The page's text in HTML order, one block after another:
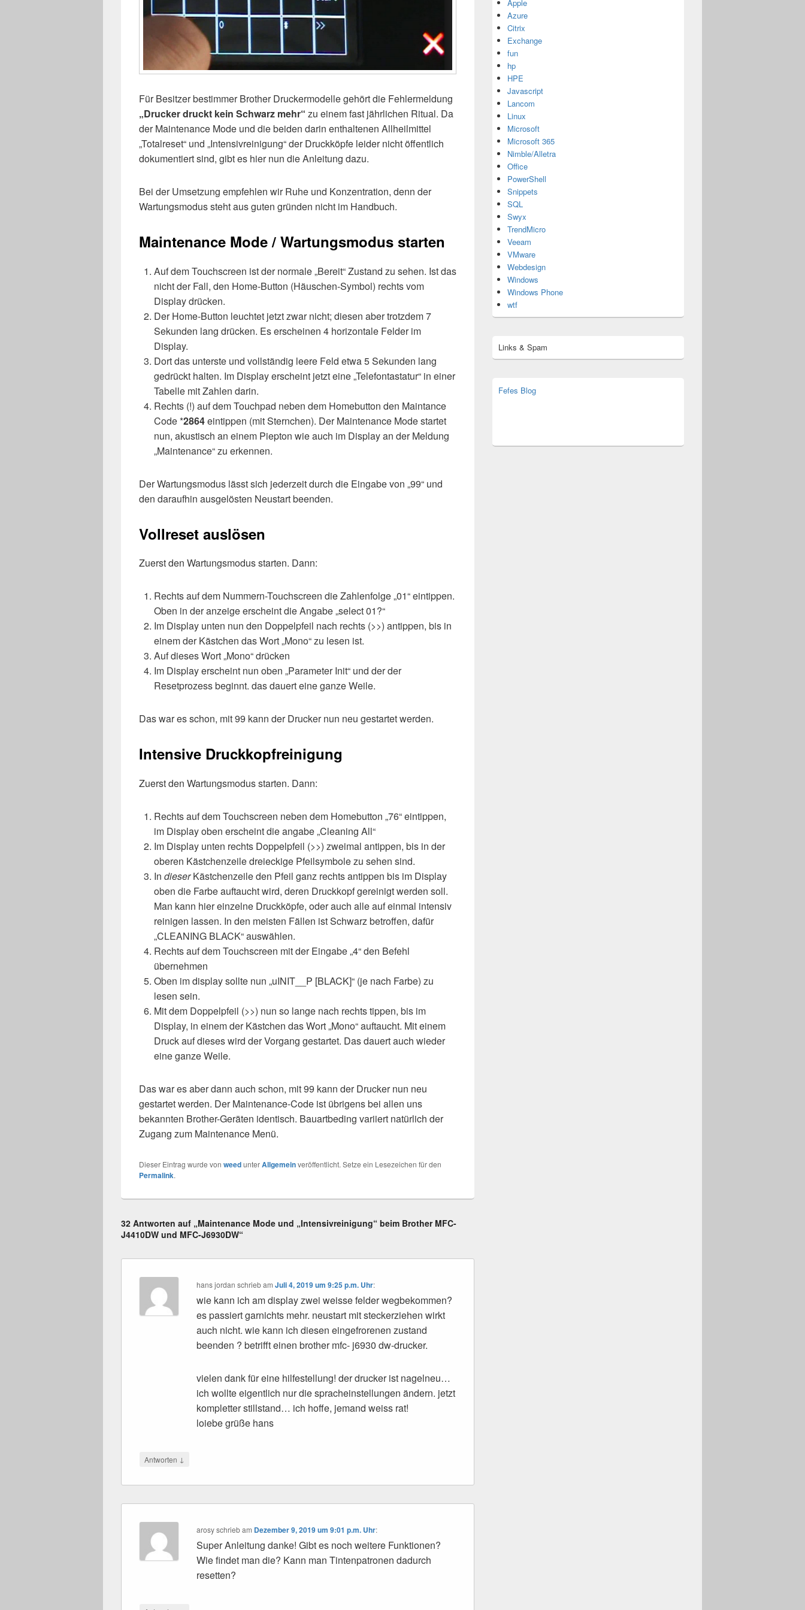
Für Besitzer bestimmer Brother Druckermodelle gehört die Fehlermeldung
„Drucker druckt kein Schwarz mehr“ zu einem fast jährlichen Ritual. Da
der Maintenance Mode und die beiden darin enthaltenen Allheilmittel
„Totalreset“ und „Intensivreinigung“ der Druckköpfe leider nicht öffentlich
dokumentiert sind, gibt es hier nun die Anleitung dazu.
Bei der Umsetzung empfehlen wir Ruhe und Konzentration, denn der
Wartungsmodus steht aus guten gründen nicht im Handbuch.
Maintenance Mode / Wartungsmodus starten
Auf dem Touchscreen ist der normale „Bereit“ Zustand zu sehen. Ist das
nicht der Fall, den Home-Button (Häuschen-Symbol) rechts vom
Display drücken.
Der Home-Button leuchtet jetzt zwar nicht; diesen aber trotzdem 7
Sekunden lang drücken. Es erscheinen 4 horizontale Felder im
Display.
Dort das unterste und vollständig leere Feld etwa 5 Sekunden lang
gedrückt halten. Im Display erscheint jetzt eine „Telefontastatur“ in einer
Tabelle mit Zahlen darin.
Rechts (!) auf dem Touchpad neben dem Homebutton den Maintance
Code *2864eintippen (mit Sternchen). Der Maintenance Mode startet
nun, akustisch an einem Piepton wie auch im Display an der Meldung
„Maintenance“ zu erkennen.
Der Wartungsmodus lässt sich jederzeit durch die Eingabe von „99“ und
den daraufhin ausgelösten Neustart beenden.
Vollreset auslösen
Zuerst den Wartungsmodus starten. Dann:
Rechts auf dem Nummern-Touchscreen die Zahlenfolge „01“ eintippen.
Oben in der anzeige erscheint die Angabe „select 01?“
Im Display unten nun den Doppelpfeil nach rechts (>>) antippen, bis in
einem der Kästchen das Wort „Mono“ zu lesen ist.
Auf dieses Wort „Mono“ drücken
Im Display erscheint nun oben „Parameter Init“ und der der
Resetprozess beginnt. das dauert eine ganze Weile.
Das war es schon, mit 99 kann der Drucker nun neu gestartet werden.
Intensive Druckkopfreinigung
Zuerst den Wartungsmodus starten. Dann:
Rechts auf dem Touchscreen neben dem Homebutton „76“ eintippen,
im Display oben erscheint die angabe „Cleaning All“
Im Display unten rechts Doppelpfeil (>>) zweimal antippen, bis in der
oberen Kästchenzeile dreieckige Pfeilsymbole zu sehen sind.
In dieserKästchenzeile den Pfeil ganz rechts antippen bis im Display
oben die Farbe auftaucht wird, deren Druckkopf gereinigt werden soll.
Man kann hier einzelne Druckköpfe, oder auch alle auf einmal intensiv
reinigen lassen. In den meisten Fällen ist Schwarz betroffen, dafür
„CLEANING BLACK“ auswählen.
Rechts auf dem Touchscreen mit der Eingabe „4“ den Befehl
übernehmen
Oben im display sollte nun „uINIT__P [BLACK]“ (je nach Farbe) zu
lesen sein.
Mit dem Doppelpfeil (>>) nun so lange nach rechts tippen, bis im
Display, in einem der Kästchen das Wort „Mono“ auftaucht. Mit einem
Druck auf dieses wird der Vorgang gestartet. Das dauert auch wieder
eine ganze Weile.
Das war es aber dann auch schon, mit 99 kann der Drucker nun neu
gestartet werden. Der Maintenance-Code ist übrigens bei allen uns
bekannten Brother-Geräten identisch. Bauartbeding variiert natürlich der
Zugang zum Maintenance Menü.
Dieser Eintrag wurde von weedunterAllgemeinveröffentlicht. Setze ein Lesezeichen für den
Permalink.
32 Antworten auf „Maintenance Mode und „Intensivreinigung“ beim Brother MFC-
J4410DW und MFC-J6930DW“
hans jordan schriebamJuli 4, 2019 um 9:25 p.m. Uhr:
wie kann ich am display zwei weisse felder wegbekommen?
es passiert garnichts mehr. neustart mit steckerziehen wirkt
auch nicht. wie kann ich diesen eingefrorenen zustand
beenden ? betrifft einen brother mfc- j6930 dw-drucker.
vielen dank für eine hilfestellung! der drucker ist nagelneu…
ich wollte eigentlich nur die spracheinstellungen ändern. jetzt
kompletter stillstand… ich hoffe, jemand weiss rat!
loiebe grüße hans
Antworten ↓
arosyschriebam Dezember 9, 2019 um 9:01 p.m. Uhr:
Super Anleitung danke! Gibt es noch weitere Funktionen?
Wie findet man die? Kann man Tintenpatronen dadurch
resetten?
Apple
Azure
Citrix
Exchange
fun
hp
HPE
Javascript
Lancom
Linux
Microsoft
Microsoft 365
Nimble/Alletra
Office
PowerShell
Snippets
SQL
Swyx
TrendMicro
Veeam
VMware
Webdesign
Windows
Windows Phone
wtf
Links & Spam
Fefes Blog